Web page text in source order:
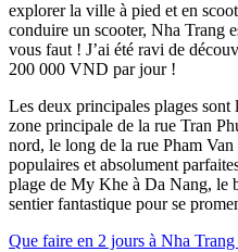
explorer la ville à pied et en
conduire un scooter, Nha Trang
vous faut ! J’ai été ravi de
200 000 VND par jour !
Les deux principales plages sont
zone principale de la rue Tran
nord, le long de la rue Pham
populaires et absolument
plage de My Khe à Da Nang, le
sentier fantastique pour se
Que faire en 2 jours à Nha Trang